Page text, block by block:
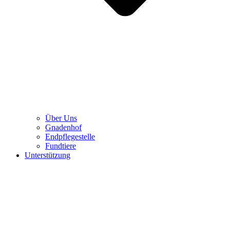
Über Uns
Gnadenhof
Endpflegestelle
Fundtiere
Unterstützung